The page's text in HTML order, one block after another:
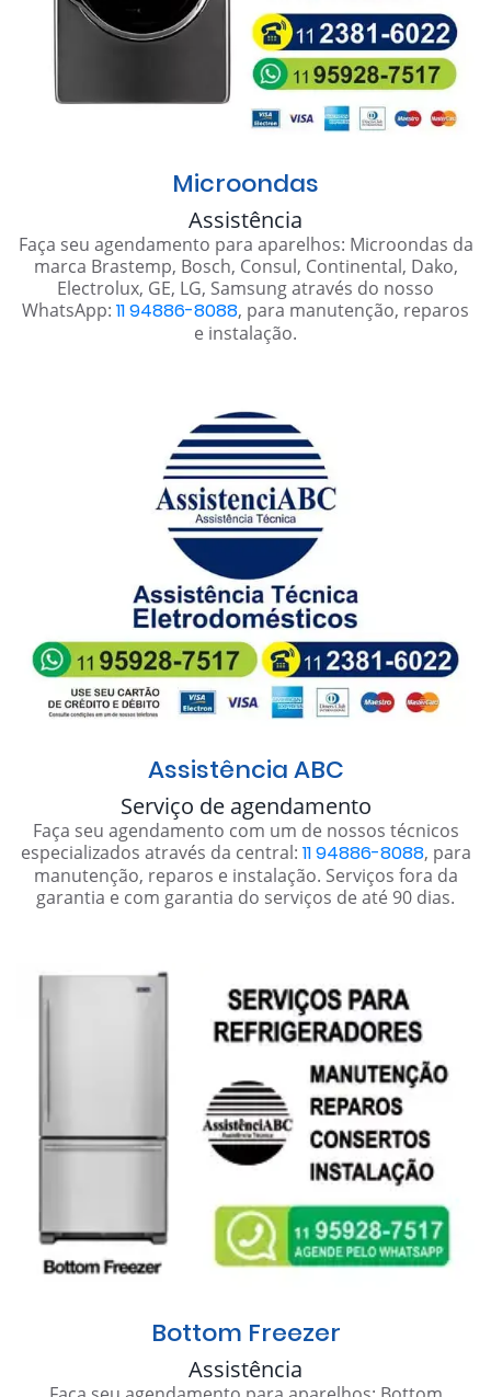
Microondas
Assistência
Faça seu agendamento para aparelhos: Microondas da
marca Brastemp, Bosch, Consul, Continental, Dako,
Electrolux, GE, LG, Samsung através do nosso
WhatsApp: 11 94886-8088, para manutenção, reparos
e instalação.
Assistência ABC
Serviço de agendamento
Faça seu agendamento com um de nossos técnicos
especializados através da central: 11 94886-8088, para
manutenção, reparos e instalação. Serviços fora da
garantia e com garantia do serviços de até 90 dias.
Bottom Freezer
Assistência